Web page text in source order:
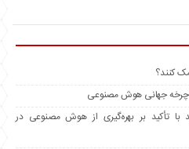
کنند؟
چرخه جهانی هوش مصنوعی
با تأکید بر بهره‌گیری از هوش مصنوعی در